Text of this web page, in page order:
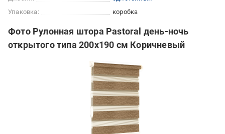
Упаковка:
коробка
Фото Рулонная штора Pastoral день-ночь
открытого типа 200х190 см Коричневый